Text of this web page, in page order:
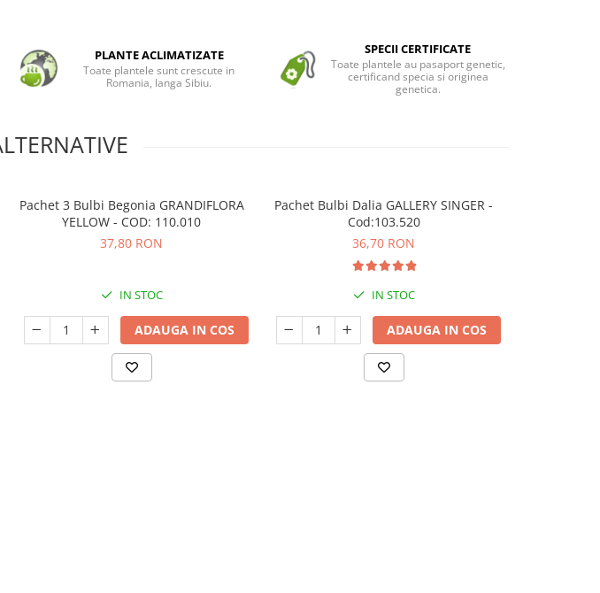
PLANTE ACLIMATIZATE
Toate plantele sunt crescute in
Romania, langa Sibiu.
SPECII CERTIFICATE
Toate plantele au pasaport genetic,
certificand specia si originea
genetica.
Pachet 3 Bulbi Begonia GRANDIFLORA
YELLOW - COD: 110.010
37,80 RON
IN STOC
ADAUGA IN COS
Pachet Bulbi Dalia GALLERY SINGER -
Cod:103.520
36,70 RON
IN STOC
ADAUGA IN COS